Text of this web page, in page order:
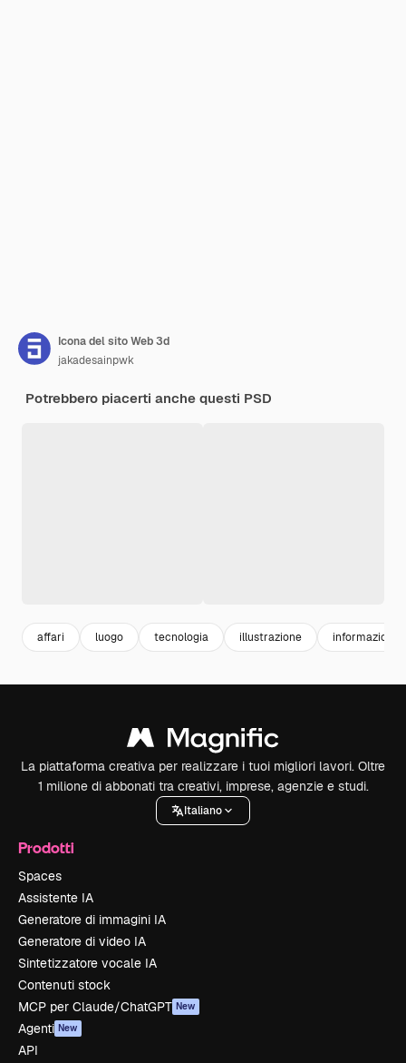
Icona del sito Web 3d
jakadesainpwk
Potrebbero piacerti anche questi PSD
affari luogo tecnologia illustrazione informazioni
La piattaforma creativa per realizzare i tuoi migliori lavori. Oltre
1 milione di abbonati tra creativi, imprese, agenzie e studi.
Italiano
Prodotti
Spaces
Assistente IA
Generatore di immagini IA
Generatore di video IA
Sintetizzatore vocale IA
Contenuti stock
MCP per Claude/ChatGPT New
Agenti New
API